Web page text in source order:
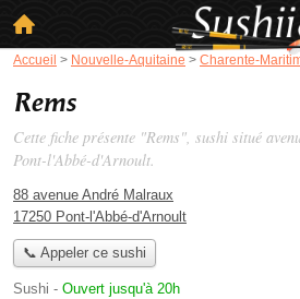
Accueil > Nouvelle-Aquitaine > Charente-
Rems
Cette fiche présente "Rems", sushi situé
Pont-l'Abbé-d'Arnoult.
88 avenue André Malraux
17250 Pont-l'Abbé-d'Arnoult
📞 Appeler ce sushi
Sushi - Ouvert jusqu'à 20h